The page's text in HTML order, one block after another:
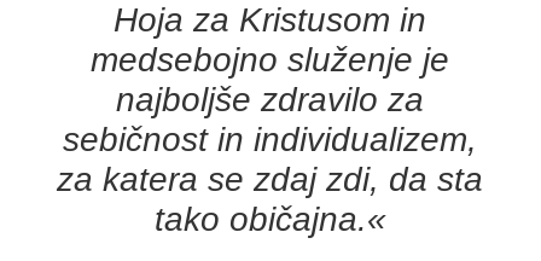
Hoja za Kristusom in
medsebojno služenje je
najboljše zdravilo za
sebičnost in individualizem,
za katera se zdaj zdi, da sta
tako običajna.«